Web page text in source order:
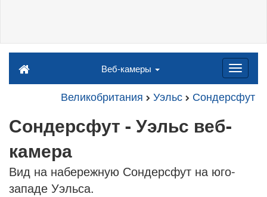
Веб-камеры
Великобритания Уэльс Сондерсфут
Сондерсфут - Уэльс веб-
камера
Вид на набережную Сондерсфут на юго-
западе Уэльса.